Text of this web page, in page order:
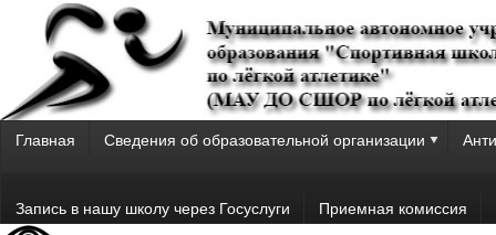
Главная Сведения об образовательной организации
Запись в нашу школу через Госуслуги Приемная комиссия